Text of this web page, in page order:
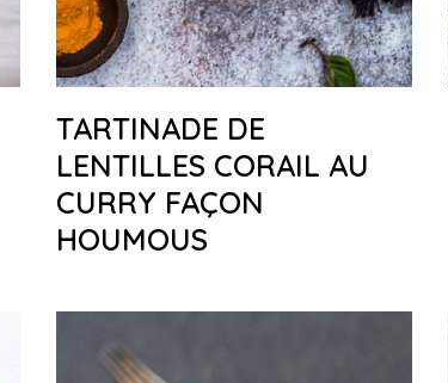
TARTINADE DE
LENTILLES CORAIL AU
CURRY FAÇON
HOUMOUS